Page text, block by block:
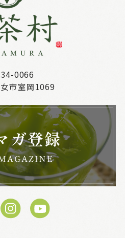
0066
市室岡1069